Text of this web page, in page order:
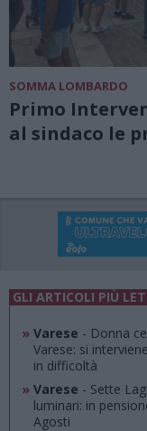
SOMMA LOMBARDO
Primo
al sindaco le
GLI ARTICOLI PIÙ
» Varese - Donna
Varese: si
in difficoltà
» Varese - Sette
luminari: in
Agosti